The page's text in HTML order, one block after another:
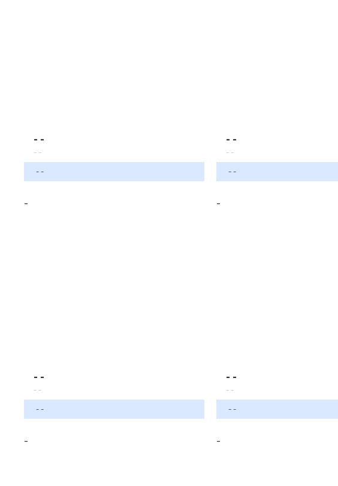
- -
- -
- -
- -
- -
- -
-
- -
- -
- -
-
- -
- -
- -
- -